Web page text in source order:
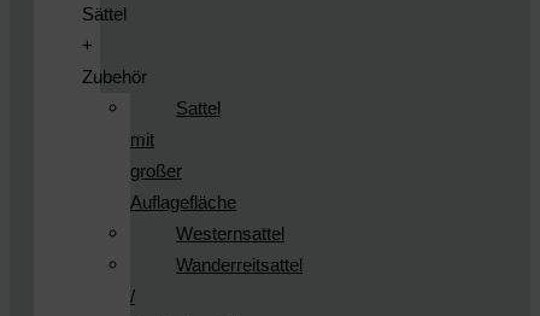
Sättel
+
Zubehör
Sattel
mit
großer
Auflagefläche
Westernsattel
Wanderreitsattel
/